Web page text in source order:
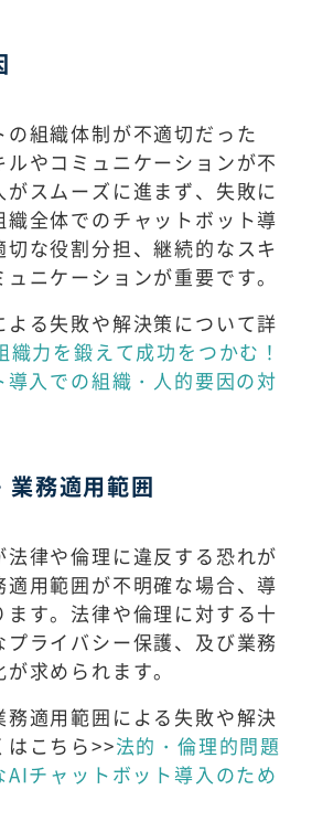
組織体制が不適切だった
ルやコミュニケーションが不
スムーズに進まず、失敗に
全体でのチャットボット導
切な役割分担、継続的なスキ
ニケーションが重要です。
る失敗や解決策について詳
織力を鍛えて成功をつかむ！
入での組織・人的要因の対
業務適用範囲
律や倫理に違反する恐れが
適用範囲が不明確な場合、導
ます。法律や倫理に対する十
ライバシー保護、及び業務
求められます。
適用範囲による失敗や解決
はこちら>>法的・倫理的問題
AIチャットボット導入のため